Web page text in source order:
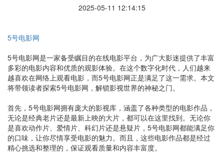
2025-05-11 12:14:15
5号电影网
5号电影网是一家备受瞩目的在线电影平台，为广大影迷提供了丰富
多彩的电影内容和优质的观影体验。在这个数字化时代，人们越来
越喜欢在网络上观看电影，而5号电影网正是满足了这一需求。本文
将带领读者探索5号电影网，解锁影视世界的神秘之门。
首先，5号电影网拥有庞大的影视库，涵盖了各种类型的电影作品，
无论是经典老片还是最新上映的大片，都可以在这里找到。无论你
是喜欢动作片、爱情片、科幻片还是悬疑片，5号电影网都能满足你
的口味，让你尽情享受电影的魅力。而且，这些电影作品都是经过
精心挑选和整理的，保证观看质量和内容丰富度。